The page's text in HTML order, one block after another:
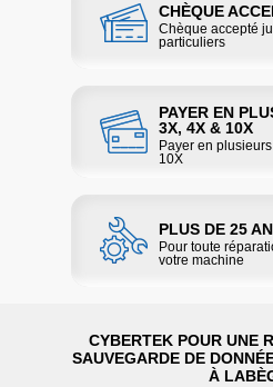
CHÈQUE
Chèque accepté
particuliers
PAYER EN
3X, 4X & 10X
Payer en
10X
PLUS DE 25
Pour toute
votre machine
CYBERTEK POUR UNE
SAUVEGARDE DE
À